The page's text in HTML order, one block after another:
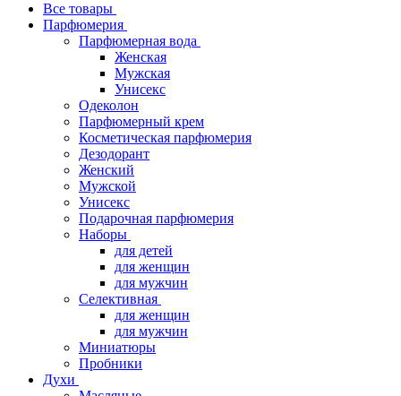
Все товары
Парфюмерия
Парфюмерная вода
Женская
Мужская
Унисекс
Одеколон
Парфюмерный крем
Косметическая парфюмерия
Дезодорант
Женский
Мужской
Унисекс
Подарочная парфюмерия
Наборы
для детей
для женщин
для мужчин
Селективная
для женщин
для мужчин
Миниатюры
Пробники
Духи